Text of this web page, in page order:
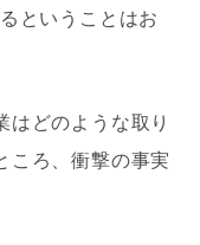
ということはお
はどのような取り
ころ、衝撃の事実